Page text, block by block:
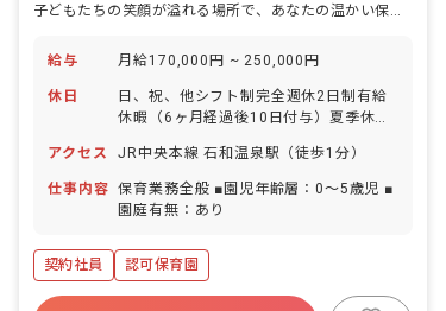
子どもたちの笑顔が溢れる場所で、あなたの温かい保育を届けませんか？
給与 月給170,000円 ~ 250,000円
休日
日、祝、他シフト制完全週休2日制有給
休暇（6ヶ月経過後10日付与）夏季休暇
アクセス
JR中央本線 石和温泉駅（徒歩1分）
仕事内容 保育業務全般 ■園児年齢層：0～5歳児 ■
園庭有無：あり
契約社員 認可保育園